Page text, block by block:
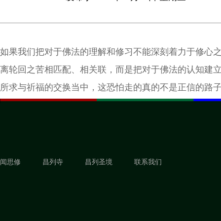
如果我们把对于佛法的理解和修习不能深刻着力于修心
离轮回之苦相匹配、相关联，而是把对于佛法的认知建
所求与祈福的交换当中，这恐怕走的真的不是正信的路
闻思修 昌列寺 昌列圣境 联系我们